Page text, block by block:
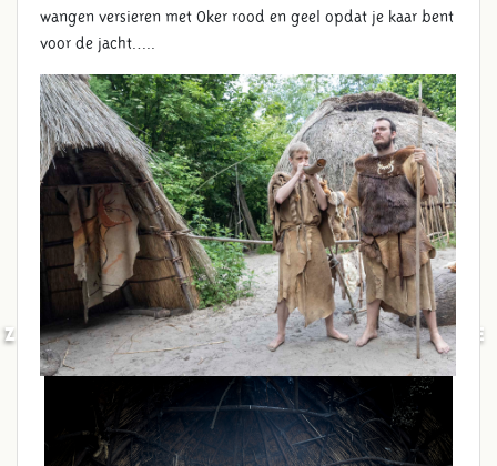
ZWERF LEKKER LANG DOOR DE
PREHISTORIE
wangen versieren met Oker rood en geel opdat je kaar bent
voor de jacht…..